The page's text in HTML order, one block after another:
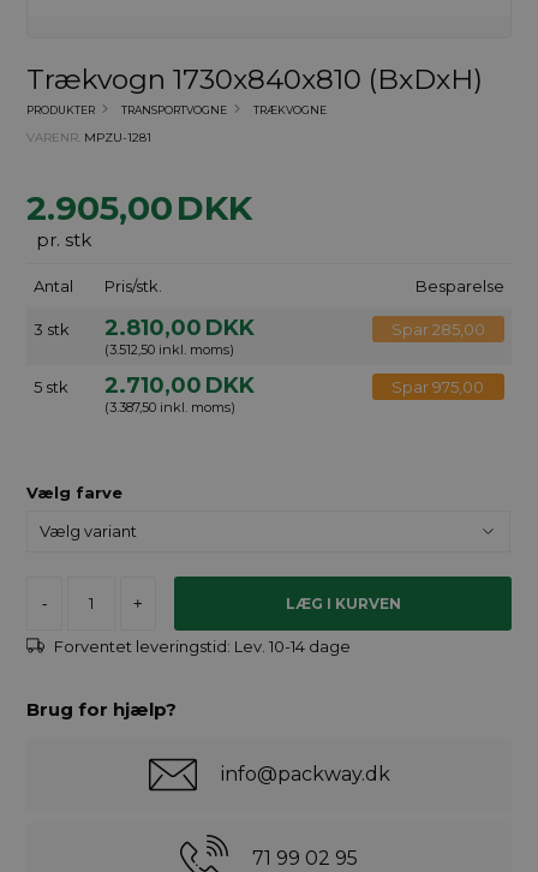
Trækvogn 1730x840x810 (BxDxH)
PRODUKTER TRANSPORTVOGNE TRÆKVOGNE
VARENR. MPZU-1281
2.905,00DKK
pr. stk
Antal Pris/stk. Besparelse
3 stk 2.810,00 DKK
(3.512,50 inkl. moms)
Spar 285,00
5 stk 2.710,00 DKK
(3.387,50 inkl. moms)
Spar 975,00
Vælg farve
- +
Forventet leveringstid: Lev. 10-14 dage
Brug for hjælp?
info@packway.dk
71 99 02 95